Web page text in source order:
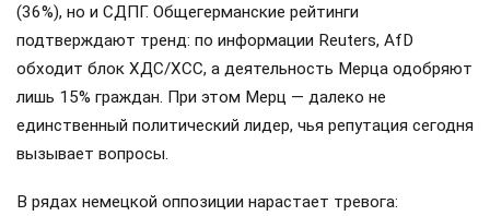
(36%), но и СДПГ. Общегерманские рейтинги
подтверждают тренд: по информации Reuters, AfD
обходит блок ХДС/ХСС, а деятельность Мерца одобряют
лишь 15% граждан. При этом Мерц — далеко не
единственный политический лидер, чья репутация сегодня
вызывает вопросы.
В рядах немецкой оппозиции нарастает тревога: